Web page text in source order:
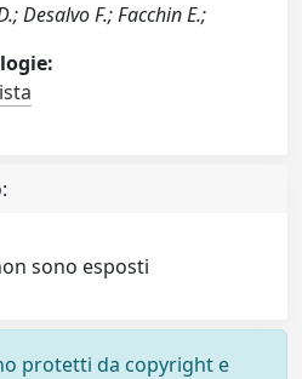
Desalvo F.; Facchin E.;
sono esposti
protetti da copyright e